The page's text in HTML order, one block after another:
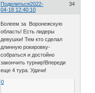
Поделиться 34
2022-
04-18 12:40:10
Болеем за Воронежскую
область! Есть лидеры
девушки! Тем кто сделал
длинную рокировку-
собраться и достойно
закончить турнир!Впереди
еще 4 тура. Удачи!
0